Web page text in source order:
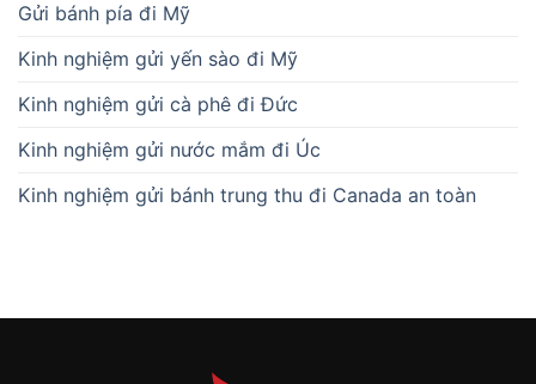
Gửi bánh pía đi Mỹ
Kinh nghiệm gửi yến sào đi Mỹ
Kinh nghiệm gửi cà phê đi Đức
Kinh nghiệm gửi nước mắm đi Úc
Kinh nghiệm gửi bánh trung thu đi Canada an toàn